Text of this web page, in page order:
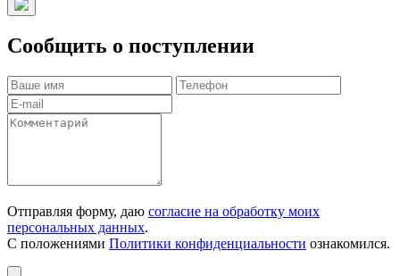
Сообщить о поступлении
Отправляя форму, даю согласие на обработку моих
персональных данных.
С положениями Политики конфиденциальности ознакомился.